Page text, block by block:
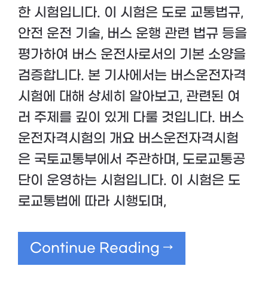
한 시험입니다. 이 시험은 도로 교통법규,
안전 운전 기술, 버스 운행 관련 법규 등을
평가하여 버스 운전사로서의 기본 소양을
검증합니다. 본 기사에서는 버스운전자격
시험에 대해 상세히 알아보고, 관련된 여
러 주제를 깊이 있게 다룰 것입니다. 버스
운전자격시험의 개요 버스운전자격시험
은 국토교통부에서 주관하며, 도로교통공
단이 운영하는 시험입니다. 이 시험은 도
로교통법에 따라 시행되며,
Continue Reading →